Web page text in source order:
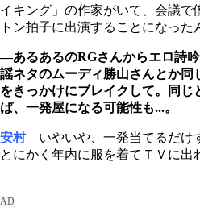
イキング」の作家がいて、会議で
トン拍子に出演することになった
―あるあるのRGさんからエロ詩
謡ネタのムーディ勝山さんとか同
をきっかけにブレイクして。同
ば、一発屋になる可能性も...。
安村いやいや、一発当てるだけ
とにかく年内に服を着てＴＶに出